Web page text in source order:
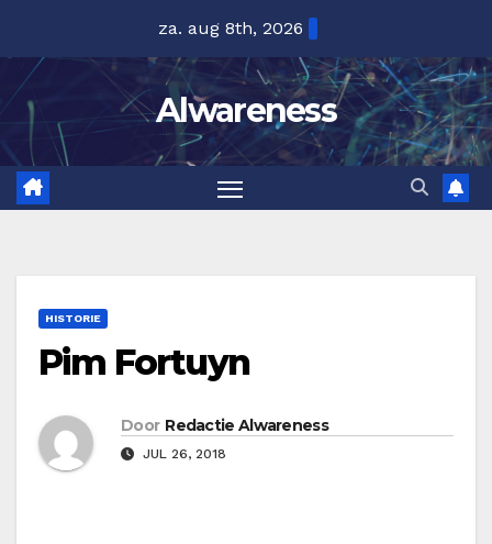
inhoud
za. aug 8th, 2026
Alwareness
HISTORIE
Pim Fortuyn
Door Redactie Alwareness
JUL 26, 2018